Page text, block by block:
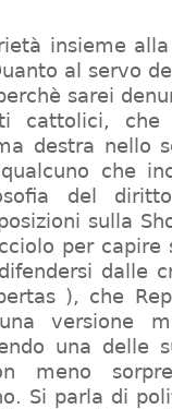
insieme
al servo
sarei
cattolici,
destra nello
che
del
sulla
per
dalle
), che
versione
una delle
meno
Si parla di